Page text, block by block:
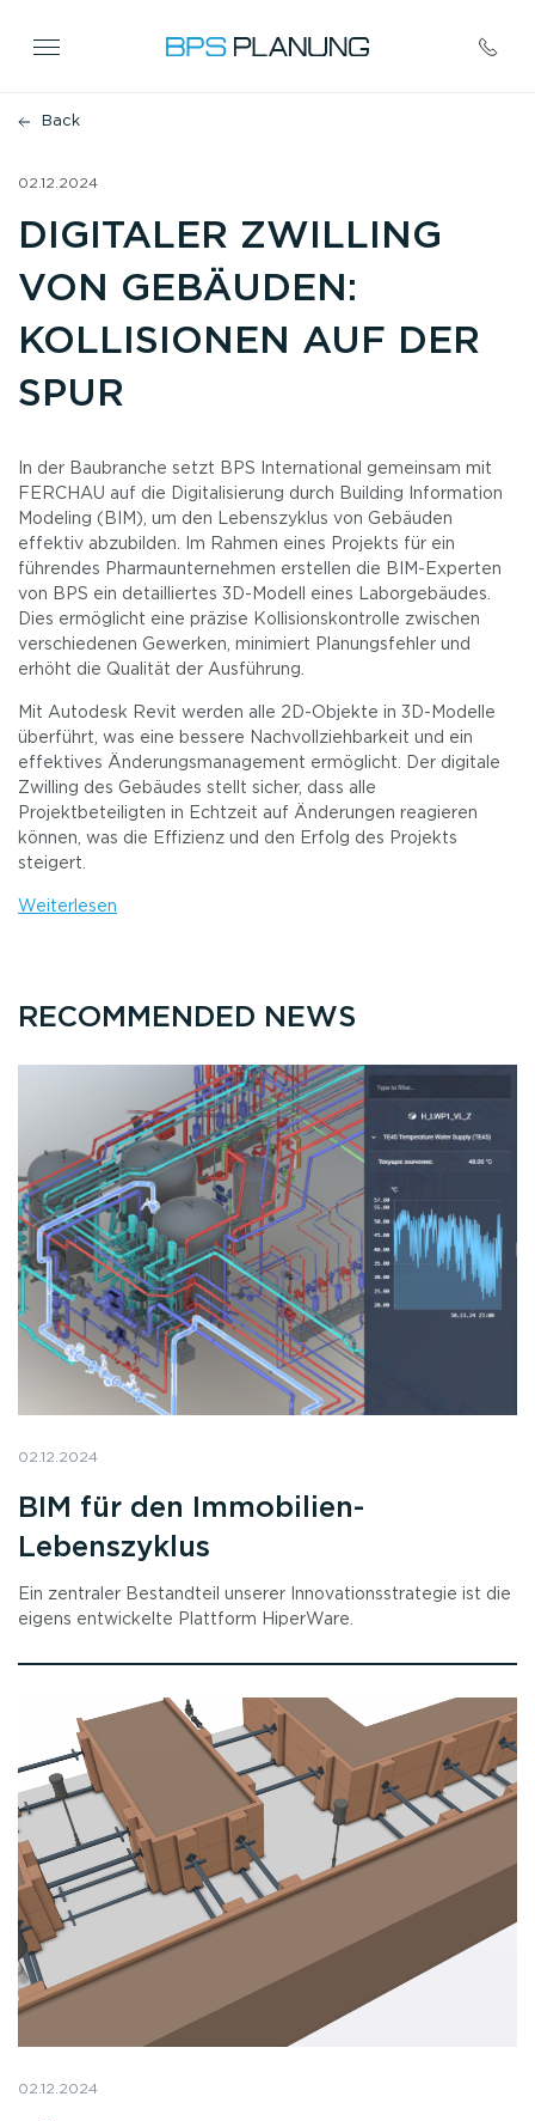
02.12.2024
DIGITALER ZWILLING
VON GEBÄUDEN:
KOLLISIONEN AUF DER
SPUR
In der Baubranche setzt BPS International gemeinsam mit
FERCHAU auf die Digitalisierung durch Building Information
Modeling (BIM), um den Lebenszyklus von Gebäuden
effektiv abzubilden. Im Rahmen eines Projekts für ein
führendes Pharmaunternehmen erstellen die BIM-Experten
von BPS ein detailliertes 3D-Modell eines Laborgebäudes.
Dies ermöglicht eine präzise Kollisionskontrolle zwischen
verschiedenen Gewerken, minimiert Planungsfehler und
erhöht die Qualität der Ausführung.
Mit Autodesk Revit werden alle 2D-Objekte in 3D-Modelle
überführt, was eine bessere Nachvollziehbarkeit und ein
effektives Änderungsmanagement ermöglicht. Der digitale
Zwilling des Gebäudes stellt sicher, dass alle
Projektbeteiligten in Echtzeit auf Änderungen reagieren
können, was die Effizienz und den Erfolg des Projekts
steigert.
Weiterlesen
RECOMMENDED NEWS
02.12.2024
BIM für den Immobilien-
Lebenszyklus
Ein zentraler Bestandteil unserer Innovationsstrategie ist die
eigens entwickelte Plattform HiperWare.
02.12.2024